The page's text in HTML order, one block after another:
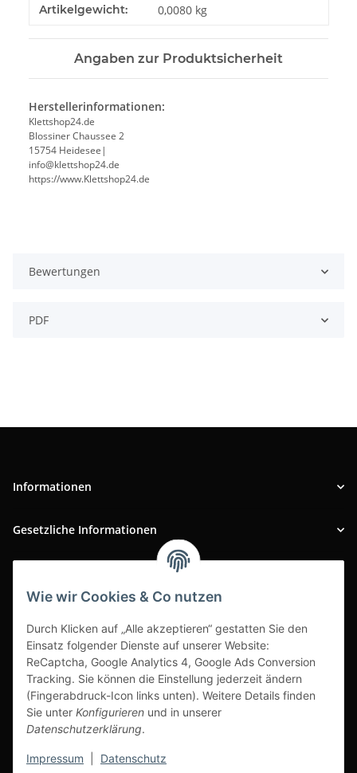
Wie wir Cookies & Co nutzen
Durch Klicken auf „Alle akzeptieren“ gestatten Sie den
Einsatz folgender Dienste auf unserer Website:
ReCaptcha, Google Analytics 4, Google Ads Conversion
Tracking. Sie können die Einstellung jederzeit ändern
(Fingerabdruck-Icon links unten). Weitere Details finden
Sie unter Konfigurieren und in unserer
Datenschutzerklärung.
Impressum Datenschutz
Produkteigenschaft
Wert
Artikelgewicht: 0,0080 kg
Angaben zur Produktsicherheit
Herstellerinformationen:
Klettshop24.de
Blossiner Chaussee 2
15754 Heidesee|
info@klettshop24.de
https://www.Klettshop24.de
Bewertungen
PDF
Informationen
Gesetzliche Informationen